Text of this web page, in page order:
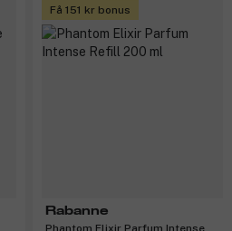
Få 151 kr bonus
Rabanne
Phantom Elixir Parfum Intense